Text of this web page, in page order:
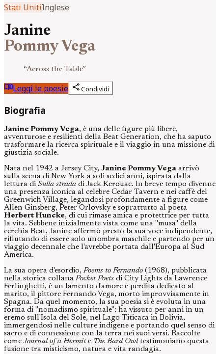
Stati UnitiInglese
Janine
Pommy Vega
“Across the Table”
menu_bookLeggi le poesie shareCondividi
Biografia
Janine Pommy Vega, è una delle figure più libere,
avventurose e resilienti della Beat Generation, che ha saputo
trasformare la ricerca spirituale e il viaggio in una missione di
giustizia sociale.
Nata nel 1942 a Jersey City, Janine Pommy Vega arrivò
sulla scena di New York a soli sedici anni, ispirata dalla
lettura di Sulla strada di Jack Kerouac. In breve tempo divenne
una presenza iconica al celebre Cedar Tavern e nei caffè del
Greenwich Village, legandosi profondamente a figure come
Allen Ginsberg, Peter Orlovsky e soprattutto al poeta
Herbert Huncke, di cui rimase amica e protettrice per tutta
la vita. Sebbene inizialmente vista come una "musa" della
cerchia Beat, Janine affermò presto la sua voce indipendente,
rifiutando di essere solo un'ombra maschile e partendo per un
viaggio decennale che l'avrebbe portata dall'Europa al Sud
America.
La sua opera d'esordio, Poems to Fernando (1968), pubblicata
nella storica collana Pocket Poets di City Lights da Lawrence
Ferlinghetti, è un lamento d'amore e perdita dedicato al
marito, il pittore Fernando Vega, morto improvvisamente in
Spagna. Da quel momento, la sua poesia si è evoluta in una
forma di "nomadismo spirituale": ha vissuto per anni in un
eremo sull'Isola del Sole, nel Lago Titicaca in Bolivia,
immergendosi nelle culture indigene e portando quel senso di
sacro e di connessione con la terra nei suoi versi. Raccolte
comeJournal of a Hermite The Bard Owltestimoniano questa
fusione tra misticismo, natura e vita randagia.